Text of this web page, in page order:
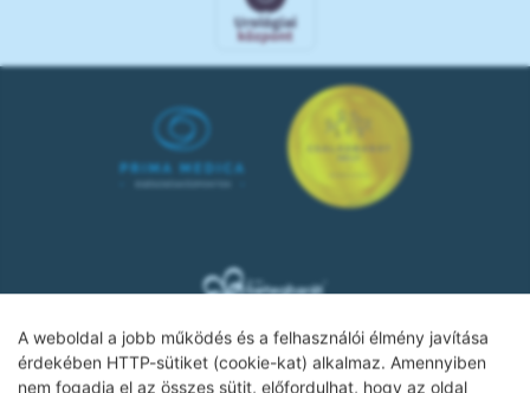
A weboldal a jobb működés és a felhasználói élmény javítása
érdekében HTTP-sütiket (cookie-kat) alkalmaz. Amennyiben
nem fogadja el az összes sütit, előfordulhat, hogy az oldal